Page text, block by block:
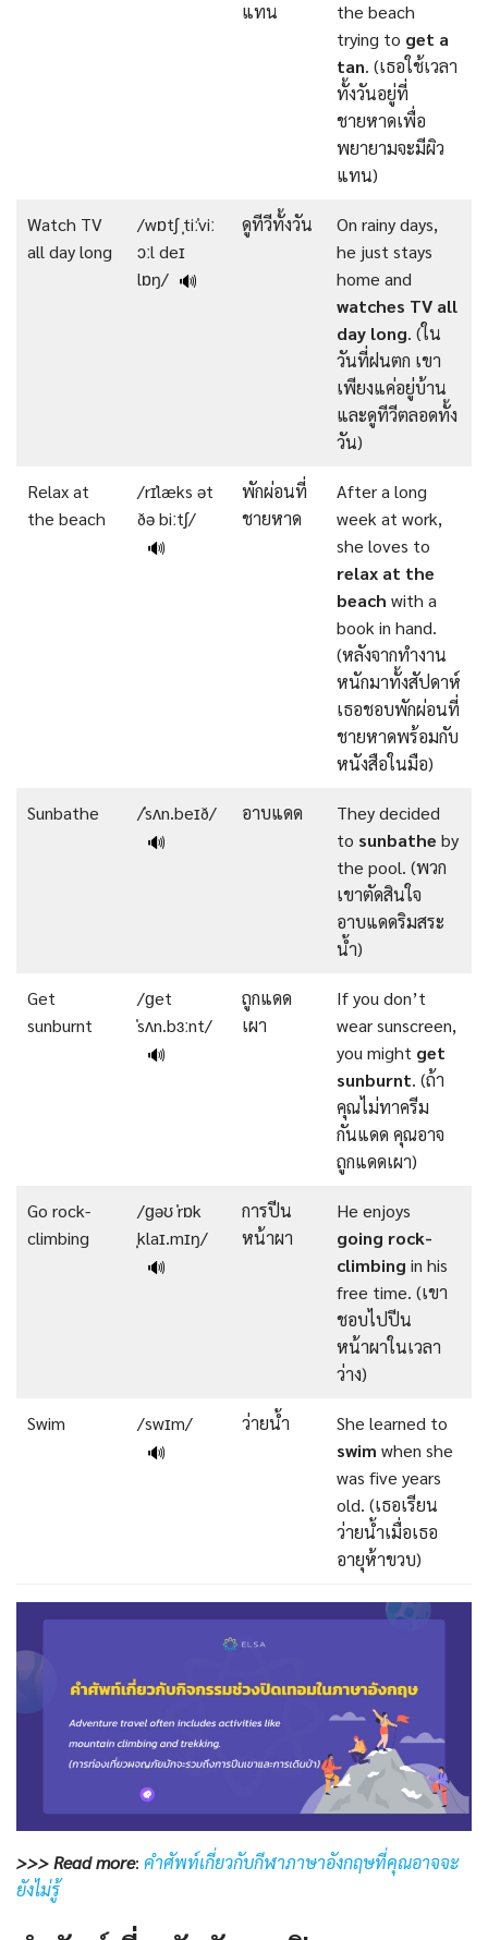
แทน
the beach
trying to get a
tan. (เธอใช้เวลา
ทั้งวันอยู่ที่
ชายหาดเพื่อ
พยายามจะมีผิว
แทน)
Watch TV
all day long
/wɒtʃ ˌtiːˈviː
ɔːl deɪ
lɒŋ/ 🔊
ดูทีวีทั้งวัน
On rainy days,
he just stays
home and
watches TV all
day long. (ใน
วันที่ฝนตก เขา
เพียงแค่อยู่บ้าน
และดูทีวีตลอดทั้ง
วัน)
Relax at
the beach
/rɪˈlæks ət
ðə biːtʃ/
🔊
พักผ่อนที่
ชายหาด
After a long
week at work,
she loves to
relax at the
beach with a
book in hand.
(หลังจากทำงาน
หนักมาทั้งสัปดาห์
เธอชอบพักผ่อนที่
ชายหาดพร้อมกับ
หนังสือในมือ)
Sunbathe
/ˈsʌn.beɪð/
🔊
อาบแดด
They decided
to sunbathe by
the pool. (พวก
เขาตัดสินใจ
อาบแดดริมสระ
น้ำ)
Get
sunburnt
/ɡet
ˈsʌn.bɜːnt/
🔊
ถูกแดด
เผา
If you don’t
wear sunscreen,
you might get
sunburnt. (ถ้า
คุณไม่ทาครีม
กันแดด คุณอาจ
ถูกแดดเผา)
Go rock-
climbing
/ɡəʊ ˈrɒk
ˌklaɪ.mɪŋ/
🔊
การปีน
หน้าผา
He enjoys
going rock-
climbing in his
free time. (เขา
ชอบไปปีน
หน้าผาในเวลา
ว่าง)
Swim
/swɪm/
🔊
ว่ายนํ้า
She learned to
swim when she
was five years
old. (เธอเรียน
ว่ายน้ำเมื่อเธอ
อายุห้าขวบ)
>>> Read more: คำศัพท์เกี่ยวกับกีฬาภาษาอังกฤษที่คุณอาจจะ
ยังไม่รู้